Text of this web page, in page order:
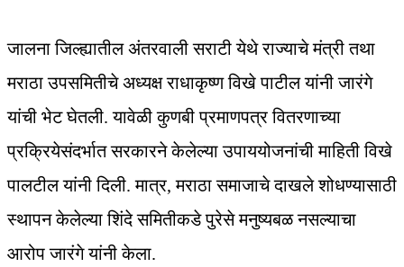
जालना जिल्ह्यातील अंतरवाली सराटी येथे राज्याचे मंत्री तथा
मराठा उपसमितीचे अध्यक्ष राधाकृष्ण विखे पाटील यांनी जारंगे
यांची भेट घेतली. यावेळी कुणबी प्रमाणपत्र वितरणाच्या
प्रक्रियेसंदर्भात सरकारने केलेल्या उपाययोजनांची माहिती विखे
पालटील यांनी दिली. मात्र, मराठा समाजाचे दाखले शोधण्यासाठी
स्थापन केलेल्या शिंदे समितीकडे पुरेसे मनुष्यबळ नसल्याचा
आरोप जारंगे यांनी केला.